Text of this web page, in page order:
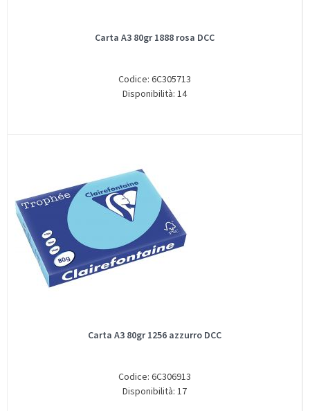
Carta A3 80gr 1888 rosa DCC
Codice: 6C305713
Disponibilità: 14
Carta A3 80gr 1256 azzurro DCC
Codice: 6C306913
Disponibilità: 17